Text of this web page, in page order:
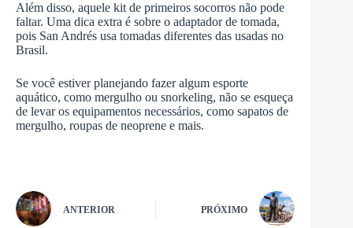
Além disso, aquele kit de primeiros socorros não pode
faltar. Uma dica extra é sobre o adaptador de tomada,
pois San Andrés usa tomadas diferentes das usadas no
Brasil.
Se você estiver planejando fazer algum esporte
aquático, como mergulho ou snorkeling, não se esqueça
de levar os equipamentos necessários, como sapatos de
mergulho, roupas de neoprene e mais.
ANTERIOR PRÓXIMO